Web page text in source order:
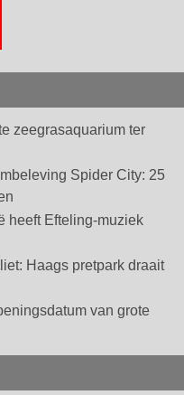
zeegrasaquarium ter
Spider City: 25
heeft Efteling-muziek
Haags pretpark draait
van grote